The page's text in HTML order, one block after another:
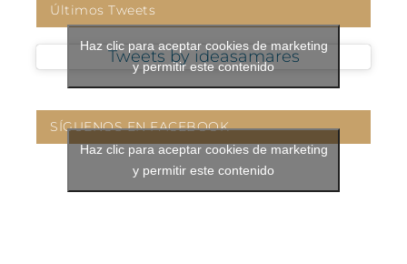
Últimos Tweets
Tweets by ideasamares
Haz clic para aceptar cookies de marketing
y permitir este contenido
SÍGUENOS EN FACEBOOK
Haz clic para aceptar cookies de marketing
y permitir este contenido